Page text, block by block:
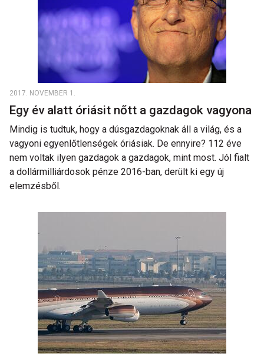
2017. NOVEMBER 1.
Egy év alatt óriásit nőtt a gazdagok vagyona
Mindig is tudtuk, hogy a dúsgazdagoknak áll a világ, és a
vagyoni egyenlőtlenségek óriásiak. De ennyire? 112 éve
nem voltak ilyen gazdagok a gazdagok, mint most. Jól fialt
a dollármilliárdosok pénze 2016-ban, derült ki egy új
elemzésből.